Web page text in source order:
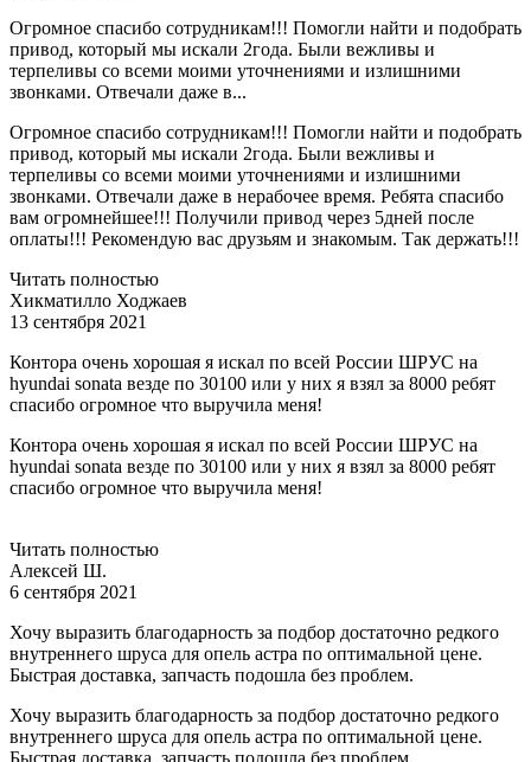
Огромное спасибо сотрудникам!!! Помогли найти и подобрать
привод, который мы искали 2года. Были вежливы и
терпеливы со всеми моими уточнениями и излишними
звонками. Отвечали даже в...
Огромное спасибо сотрудникам!!! Помогли найти и подобрать
привод, который мы искали 2года. Были вежливы и
терпеливы со всеми моими уточнениями и излишними
звонками. Отвечали даже в нерабочее время. Ребята спасибо
вам огромнейшее!!! Получили привод через 5дней после
оплаты!!! Рекомендую вас друзьям и знакомым. Так держать!!!
Читать полностью
Хикматилло Ходжаев
13 сентября 2021
Контора очень хорошая я искал по всей России ШРУС на
hyundai sonata везде по 30100 или у них я взял за 8000 ребят
спасибо огромное что выручила меня!
Контора очень хорошая я искал по всей России ШРУС на
hyundai sonata везде по 30100 или у них я взял за 8000 ребят
спасибо огромное что выручила меня!
Читать полностью
Алексей Ш.
6 сентября 2021
Хочу выразить благодарность за подбор достаточно редкого
внутреннего шруса для опель астра по оптимальной цене.
Быстрая доставка, запчасть подошла без проблем.
Хочу выразить благодарность за подбор достаточно редкого
внутреннего шруса для опель астра по оптимальной цене.